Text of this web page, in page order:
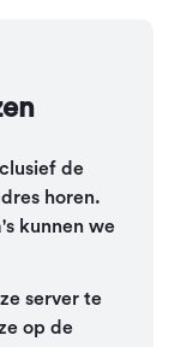
de
horen.
kunnen we
server te
op de